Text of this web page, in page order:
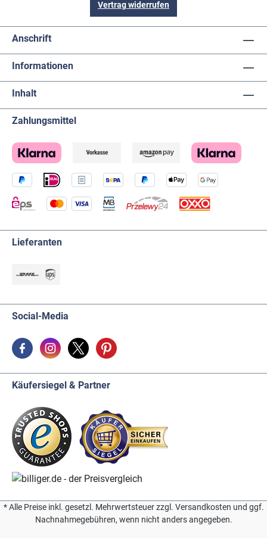
Vertrag widerrufen
Anschrift
Informationen
Inhalt
Zahlungsmittel
Lieferanten
Social-Media
Käufersiegel & Partner
* Alle Preise inkl. gesetzl. Mehrwertsteuer zzgl. Versandkosten und ggf.
Nachnahmegebühren, wenn nicht anders angegeben.